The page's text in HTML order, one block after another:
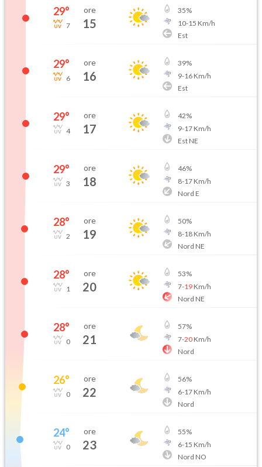
29°
7
ore
15
35%
10-15 Km/h
Est
29°
6
ore
16
39%
9-16Km/h
Est
29°
4
ore
17
42%
9-17Km/h
Est NE
29°
3
ore
18
46%
8-17Km/h
Nord E
28°
2
ore
19
50%
8-18Km/h
Nord NE
28°
1
ore
20
53%
7-19Km/h
Nord NE
28°
0
ore
21
57%
7-20Km/h
Nord
26°
0
ore
22
56%
6-17Km/h
Nord
24°
0
ore
23
55%
6-15 Km/h
Nord NO